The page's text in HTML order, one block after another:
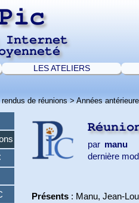
Internet
LES ATELIERS
de réunions>Années
par manu
dernière
Présents: Manu, Jean-